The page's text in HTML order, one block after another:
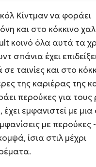
Κίντμαν να φοράει
και στο κόκκινο
κοινό όλα αυτά τα
σπάνια έχει
ταινίες και στο
της καριέρας της
περούκες για τους
έχει εμφανιστεί με
με περούκες
ίσια στιλ μέχρι